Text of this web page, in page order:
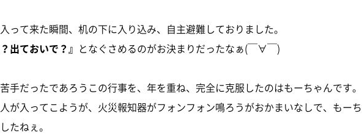
って来た瞬間、机の下に入り込み、自主避難しておりました。
出ておいで？』 となぐさめるのがお決まりだったなぁ(￣∀￣)
手だったであろうこの行事を、年を重ね、完全に克服したのはもーちゃんです。
が入ってこようが、火災報知器がフォンフォン鳴ろうがおかまいなしで、もーち
たねぇ。